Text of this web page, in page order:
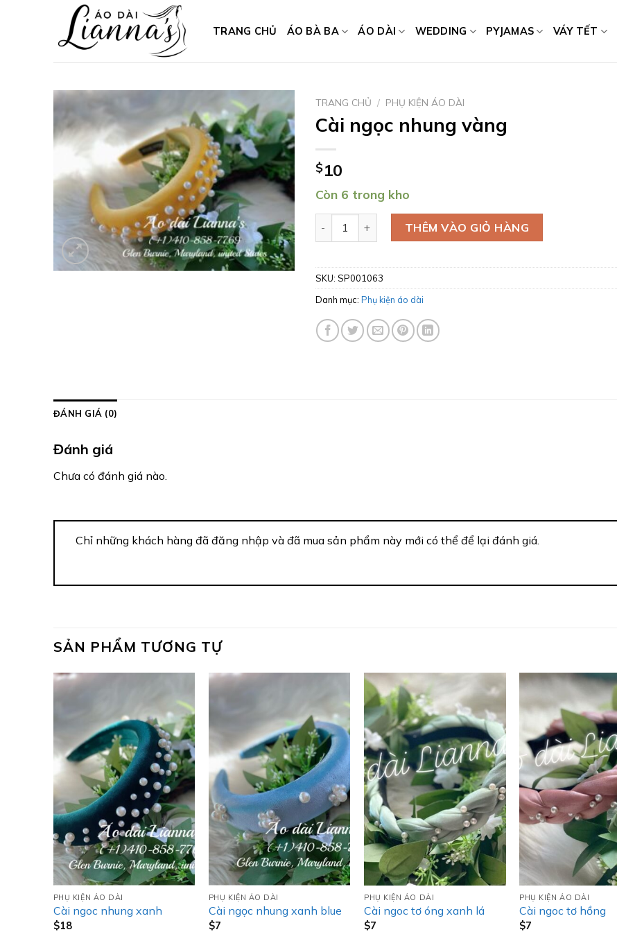
TRANG CHỦ ÁO BÀ BA ÁO DÀI WEDDING PYJAMAS VÁY TẾT
TRANG CHỦ / PHỤ KIỆN ÁO DÀI
Cài ngọc nhung vàng
$10
Còn 6 trong kho
Cài ngọc nhung vàng số lượngTHÊM VÀO GIỎ HÀNG
SKU: SP001063
Danh mục: Phụ kiện áo dài
ĐÁNH GIÁ (0)
Đánh giá
Chưa có đánh giá nào.
Chỉ những khách hàng đã đăng nhập và đã mua sản phẩm này mới có thể để lại đánh giá.
SẢN PHẨM TƯƠNG TỰ
PHỤ KIỆN ÁO DÀI
Cài ngoc nhung xanh
$18
PHỤ KIỆN ÁO DÀI
Cài ngọc nhung xanh blue
$7
PHỤ KIỆN ÁO DÀI
Cài ngoc tơ óng xanh lá
$7
PHỤ KIỆN ÁO DÀI
Cài ngoc tơ hồng
$7